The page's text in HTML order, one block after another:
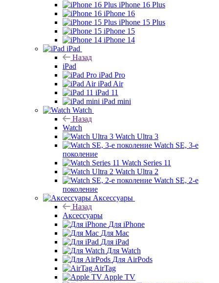
iPhone 16 Plus
iPhone 16
iPhone 15 Plus
iPhone 15
iPhone 14
iPad
Назад
iPad
iPad Pro
iPad Air
iPad 11
iPad mini
Watch
Назад
Watch
Watch Ultra 3
Watch SE, 3-е
поколение
Watch Series 11
Watch Ultra 2
Watch SE, 2-е
поколение
Аксессуары
Назад
Аксессуары
Для iPhone
Для Mac
Для iPad
Для Watch
Для AirPods
AirTag
Apple TV